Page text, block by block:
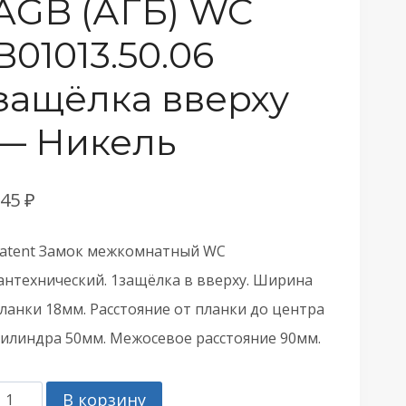
(АГБ) WC
вверху
Никель
₽
Замок межкомнатный WC
1защёлка в вверху. Ширина
18мм. Расстояние от планки до центра
50мм. Межосевое расстояние 90мм.
КоличествоВ корзину